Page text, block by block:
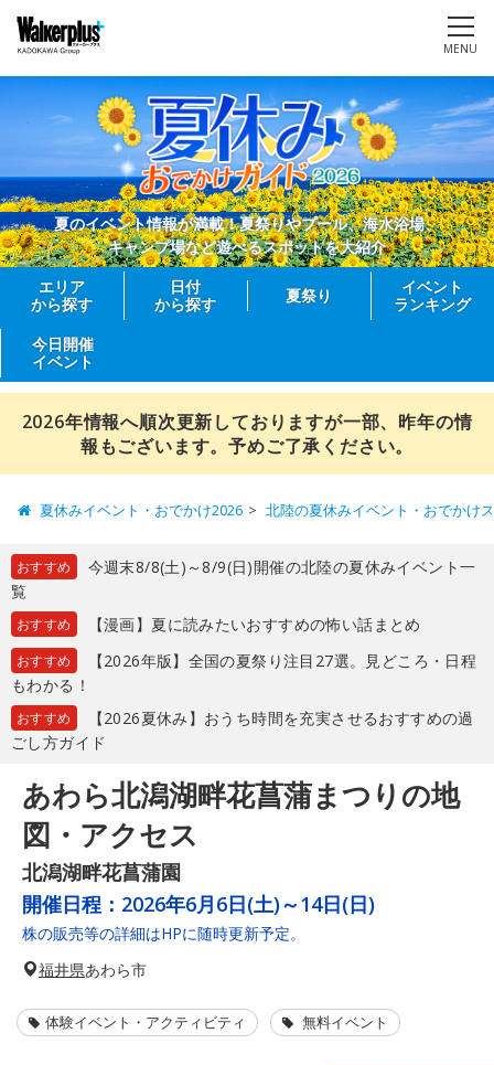
MENU
夏のイベント情報が満載！夏祭りやプール、海水浴場、
キャンプ場など遊べるスポットを大紹介
エリア
から探す
日付
から探す
夏祭り
イベント
ランキング
今日開催
イベント
2026年情報へ順次更新しておりますが一部、昨年の情
報もございます。予めご了承ください。
夏休みイベント・おでかけ2026 北陸の夏休みイベント・おでかけ
おすすめ
今週末8/8(土)～8/9(日)開催の北陸の夏休みイベント一
覧
おすすめ 【漫画】夏に読みたいおすすめの怖い話まとめ
おすすめ
【2026年版】全国の夏祭り注目27選。見どころ・日程
もわかる！
おすすめ
【2026夏休み】おうち時間を充実させるおすすめの過
ごし方ガイド
あわら北潟湖畔花菖蒲まつりの地
図・アクセス
北潟湖畔花菖蒲園
開催日程： 2026年6月6日(土)～14日(日)
株の販売等の詳細はHPに随時更新予定。
福井県あわら市
体験イベント・アクティビティ 無料イベント